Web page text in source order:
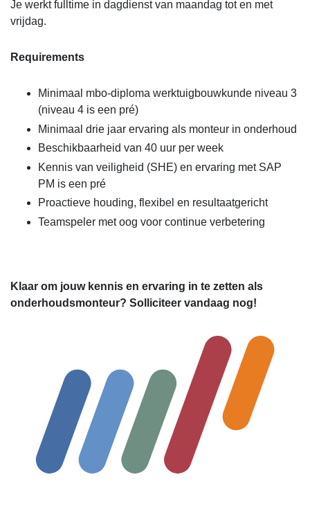
Je werkt fulltime in dagdienst van maandag tot en met
vrijdag.
Requirements
Minimaal mbo-diploma werktuigbouwkunde niveau 3
(niveau 4 is een pré)
Minimaal drie jaar ervaring als monteur in onderhoud
Beschikbaarheid van 40 uur per week
Kennis van veiligheid (SHE) en ervaring met SAP
PM is een pré
Proactieve houding, flexibel en resultaatgericht
Teamspeler met oog voor continue verbetering
Klaar om jouw kennis en ervaring in te zetten als
onderhoudsmonteur? Solliciteer vandaag nog!